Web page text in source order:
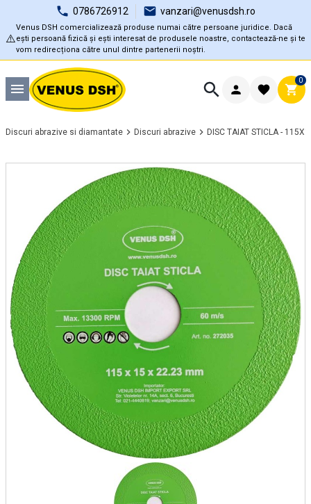
0786726912 vanzari@venusdsh.ro
⚠️
Venus DSH comercializează produse numai către persoane juridice. Dacă
ești persoană fizică și ești interesat de produsele noastre, contactează-ne și te
vom redirecționa către unul dintre partenerii noștri.
0
Discuri abrazive si diamantate Discuri abrazive DISC TAIAT STICLA -